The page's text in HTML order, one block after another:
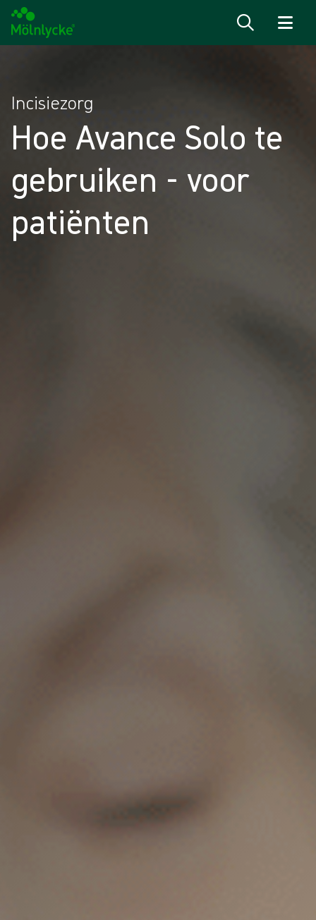
Incisiezorg
Hoe Avance Solo te
gebruiken - voor
patiënten